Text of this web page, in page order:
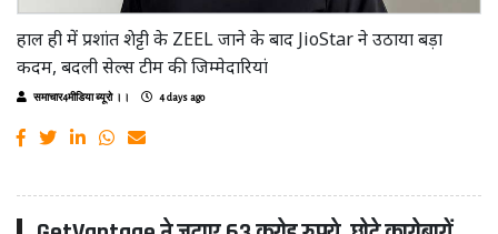
हाल ही में प्रशांत शेट्टी के ZEEL जाने के बाद JioStar ने उठाया बड़ा
कदम, बदली सेल्स टीम की जिम्मेदारियां
समाचार4मीडिया ब्यूरो ।। 4 days ago